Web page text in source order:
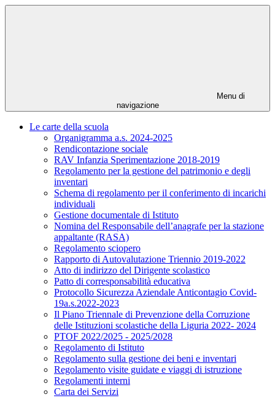
Menu di
navigazione
Le carte della scuola
Organigramma a.s. 2024-2025
Rendicontazione sociale
RAV Infanzia Sperimentazione 2018-2019
Regolamento per la gestione del patrimonio e degli
inventari
Schema di regolamento per il conferimento di incarichi
individuali
Gestione documentale di Istituto
Nomina del Responsabile dell’anagrafe per la stazione
appaltante (RASA)
Regolamento sciopero
Rapporto di Autovalutazione Triennio 2019-2022
Atto di indirizzo del Dirigente scolastico
Patto di corresponsabilità educativa
Protocollo Sicurezza Aziendale Anticontagio Covid-
19a.s.2022-2023
Il Piano Triennale di Prevenzione della Corruzione
delle Istituzioni scolastiche della Liguria 2022- 2024
PTOF 2022/2025 - 2025/2028
Regolamento di Istituto
Regolamento sulla gestione dei beni e inventari
Regolamento visite guidate e viaggi di istruzione
Regolamenti interni
Carta dei Servizi